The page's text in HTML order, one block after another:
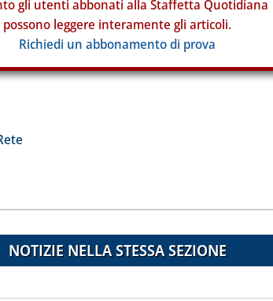
gli utenti abbonati alla Staffetta Quotidiana
possono leggere interamente gli articoli.
Richiedi un abbonamento di prova
alla notizia
NOTIZIE NELLA STESSA SEZIONE